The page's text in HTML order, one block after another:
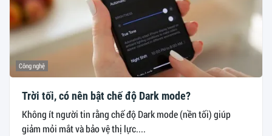
Công nghệ
Trời tối, có nên bật chế độ Dark mode?
Không ít người tin rằng chế độ Dark mode (nền tối) giúp
giảm mỏi mắt và bảo vệ thị lực....